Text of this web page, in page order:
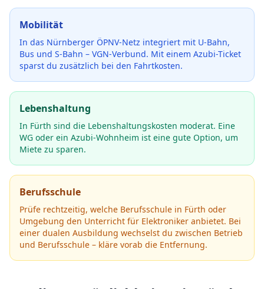
Mobilität
In das Nürnberger ÖPNV-Netz integriert mit U-Bahn,
Bus und S-Bahn – VGN-Verbund. Mit einem Azubi-Ticket
sparst du zusätzlich bei den Fahrtkosten.
Lebenshaltung
In Fürth sind die Lebenshaltungskosten moderat. Eine
WG oder ein Azubi-Wohnheim ist eine gute Option, um
Miete zu sparen.
Berufsschule
Prüfe rechtzeitig, welche Berufsschule in Fürth oder
Umgebung den Unterricht für Elektroniker anbietet. Bei
einer dualen Ausbildung wechselst du zwischen Betrieb
und Berufsschule – kläre vorab die Entfernung.